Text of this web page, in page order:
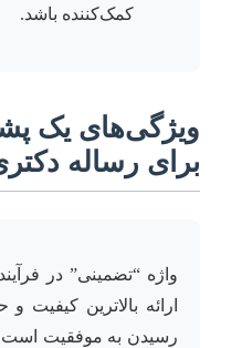
کمک‌کننده باشد.
ویژگی‌های یک
برای رساله
واژه “تضمینی” در
ارائه بالاترین کیفیت
رسیدن به موفقیت است.